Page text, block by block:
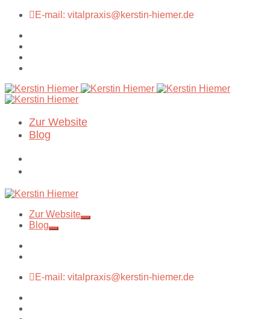
E-mail: vitalpraxis@kerstin-hiemer.de
Zur Website
Blog
Zur Website
Blog
E-mail: vitalpraxis@kerstin-hiemer.de